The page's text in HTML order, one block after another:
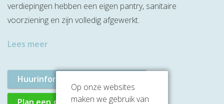
verdiepingen hebben een eigen pantry, sanitaire
voorziening en zijn volledig afgewerkt.
Lees meer
Huurinformatie aanvragen
Op onze websites
maken we gebruik van